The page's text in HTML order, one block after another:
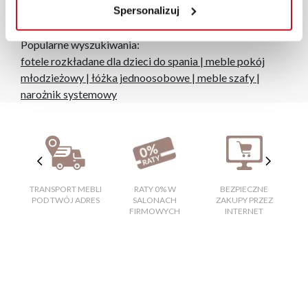
Spersonalizuj
monitora, rodzaju wyświetlacza i oświetlenia.
Popularne wyszukiwania:
fotele rozkładane dla dzieci do spania | meble pokój
młodzieżowy | łóżka jednoosobowe | meble szafy |
narożnik systemowy
TRANSPORT MEBLI
POD TWÓJ ADRES
RATY 0% W
SALONACH
FIRMOWYCH
BEZPIECZNE
ZAKUPY PRZEZ
INTERNET